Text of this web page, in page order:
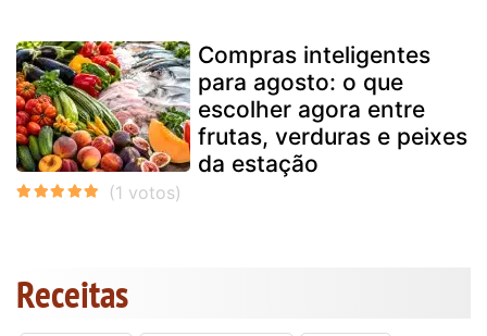
Compras inteligentes
para agosto: o que
escolher agora entre
frutas, verduras e peixes
da estação
Receitas